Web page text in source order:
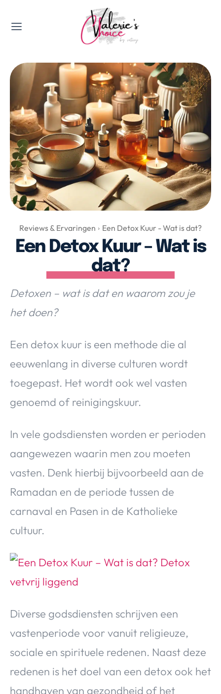
Valerie's Topics
Travel & Culture
Food & Drinks
Happyness & Opmerkelijk
Lifestyle, Sport & Duurzaamheid
Gadgets & Tech
Top 5 van Valerie
Health & Beauty
Huis & Tuin
Nieuws & Media
Over Valerie
Over Valerie
De Top 5
Travel
Lifestyle
Reviews & Ervaringen Een Detox Kuur - Wat is dat?
Een Detox Kuur – Wat is
dat?
Detoxen – wat is dat en waarom zou je
het doen?
Een detox kuur is een methode die al
eeuwenlang in diverse culturen wordt
toegepast. Het wordt ook wel vasten
genoemd of reinigingskuur.
In vele godsdiensten worden er perioden
aangewezen waarin men zou moeten
vasten. Denk hierbij bijvoorbeeld aan de
Ramadan en de periode tussen de
carnaval en Pasen in de Katholieke
cultuur.
Diverse godsdiensten schrijven een
vastenperiode voor vanuit religieuze,
sociale en spirituele redenen. Naast deze
redenen is het doel van een detox ook het
handhaven van gezondheid of het